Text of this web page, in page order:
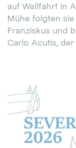
auf Wallfahrt in
Mühe folgten
Franziskus und
Carlo Acutis,